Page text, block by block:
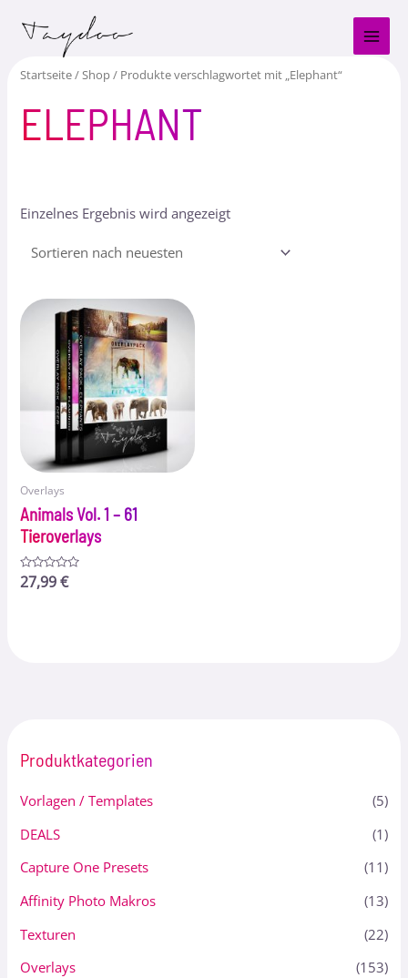
Inhalt
Produktkategorien
Vorlagen / Templates
(5)
DEALS
(1)
Capture One Presets
(11)
Affinity Photo Makros
(13)
Texturen
(22)
Overlays
(153)
Startseite/Shop/ Produkte verschlagwortet mit „Elephant“
ELEPHANT
Einzelnes Ergebnis wird angezeigt
Overlays
Animals Vol. 1 – 61
Tieroverlays
Bewertet
mit
27,99€